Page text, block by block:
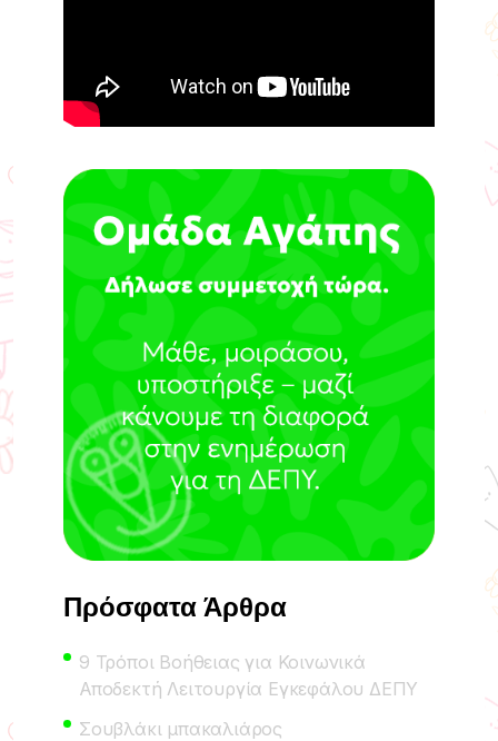
Πρόσφατα Άρθρα
9 Τρόποι Βοήθειας για Κοινωνικά
Αποδεκτή Λειτουργία Εγκεφάλου ΔΕΠΥ
Σουβλάκι μπακαλιάρος